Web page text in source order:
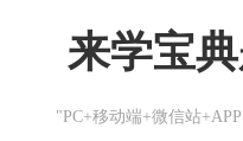
来学宝
"PC+移动端+微信站